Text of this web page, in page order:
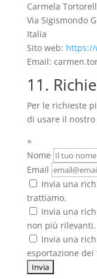
Carmela
Via Sigismondo
Italia
Sito web: https://
Email:
11.
Per le richieste
di usare il
×
Nome
Email
Invia una
trattiamo.
Invia una
non più rilevanti.
Invia una
esportazione